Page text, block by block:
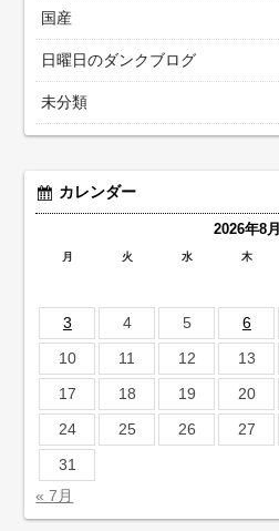
国産
日曜日のダンクブログ
未分類
カレンダー
2026年8月
月 火 水 木
3
4 5 6
10
11 12 13
17
18 19 20
24
25 26 27
31
« 7月